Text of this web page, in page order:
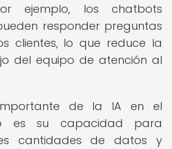
ejemplo, los chatbots
responder preguntas
clientes, lo que reduce la
del equipo de atención al
de la IA en el
es su capacidad para
cantidades de datos y